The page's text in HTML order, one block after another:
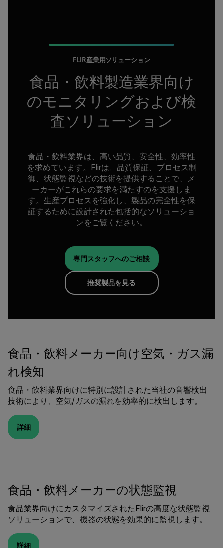
FLIR産業用ソリューション
食品・飲料製造業界向け
のモニタリングおよび検
査ソリューション
食品・飲料業界は、高い品質、安全性、効率性
を求めています。Flirは、品質保証、プロセス制
御、状態監視などの技術を提供することで、メ
ーカーがこれらの要求を満たすのを支援しま
す。生産プロセスを強化し、製品の完全性を保
証するために設計された包括的なソリューショ
ンをご覧ください。
専門スタッフへのご相談
推奨製品を見る
食品・飲料メーカー向け空気・ガス漏
れ検知
食品・飲料業界向けに特別に設計された当社の音響検出
技術により、空気/ガスの漏れを効率的に検出します。
詳細
食品・飲料メーカーの状態監視
食品業界向けにカスタマイズされたFlirの高度な状態監視
ソリューションで、機器の状態を効果的に監視します。
詳細